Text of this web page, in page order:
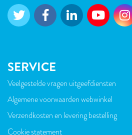
SERVICE
VOET
Veelgestelde vragen uitgeefdiensten
Algemene voorwaarden webwinkel
Verzendkosten en levering bestelling
Cookie statement